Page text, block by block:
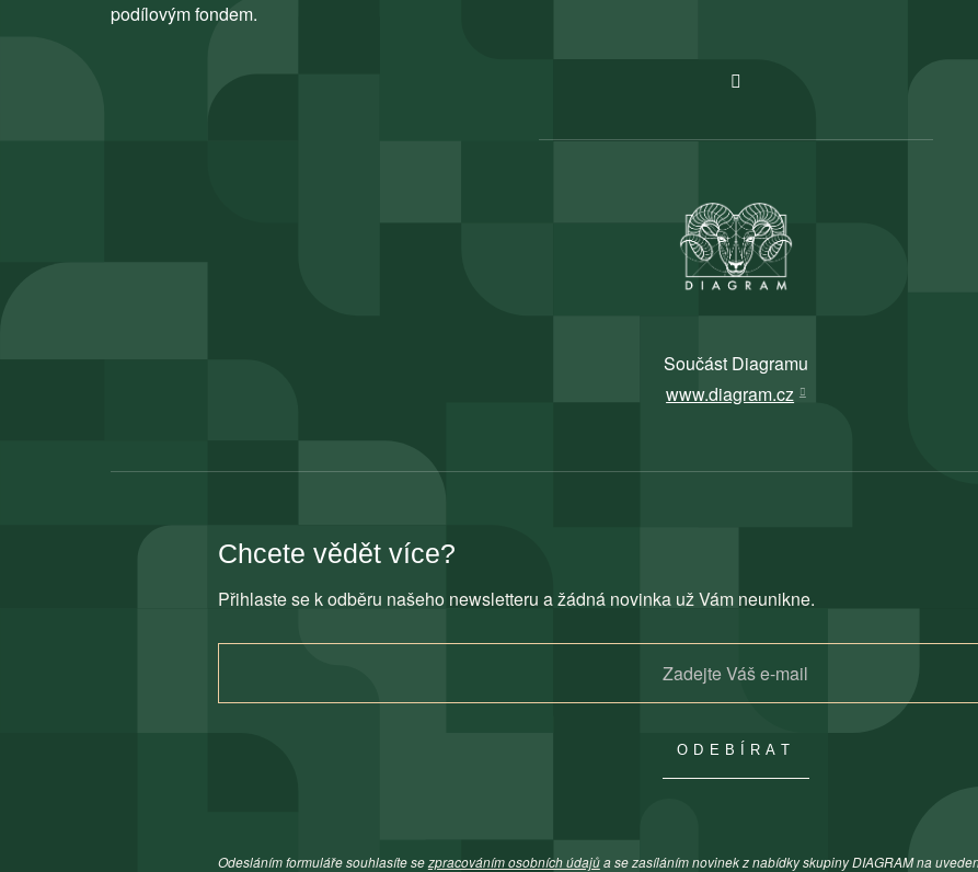
podílovým fondem.
Součást Diagramu
www.diagram.cz
Chcete vědět více?
Přihlaste se k odběru našeho newsletteru a žádná novinka už Vám neunikne.
ODEBÍRAT
Odesláním formuláře souhlasíte sezpracováním osobních údajůa se zasíláním novinek z nabídky skupiny DIAGRAM na